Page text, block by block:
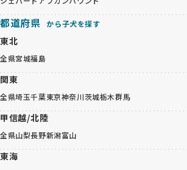
都道府県 から子犬を探す
東北
全県宮城福島
関東
全県埼玉千葉東京神奈川茨城栃木群馬
甲信越/北陸
全県山梨長野新潟富山
東海